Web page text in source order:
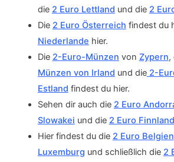
die 2 Euro Lettland und die 2
Die 2 Euro Österreich findest du
Niederlande hier.
Die 2-Euro-Münzen von Zypern,
Münzen von Irland und die2-
Estland findest du hier.
Sehen dir auch die 2 Euro
Slowakei und die 2 Euro Finnland
Hier findest du die 2 Euro Belgien
Luxemburg und schließlich die 2